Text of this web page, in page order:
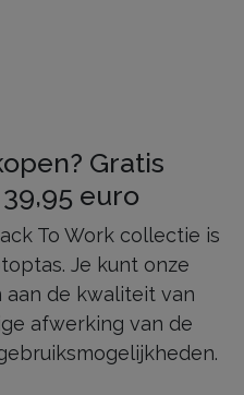
Gratis
euro
To Work collectie is
Je kunt onze
de kwaliteit van
afwerking van de